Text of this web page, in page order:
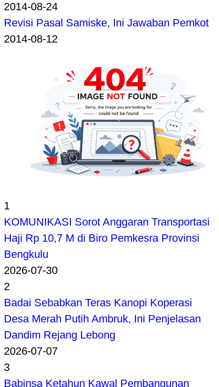
2014-08-24
Revisi Pasal Samiske, Ini Jawaban Pemkot
2014-08-12
1
KOMUNIKASI Sorot Anggaran Transportasi
Haji Rp 10,7 M di Biro Pemkesra Provinsi
Bengkulu
2026-07-30
2
Badai Sebabkan Teras Kanopi Koperasi
Desa Merah Putih Ambruk, Ini Penjelasan
Dandim Rejang Lebong
2026-07-07
3
Babinsa Ketahun Kawal Pembangunan